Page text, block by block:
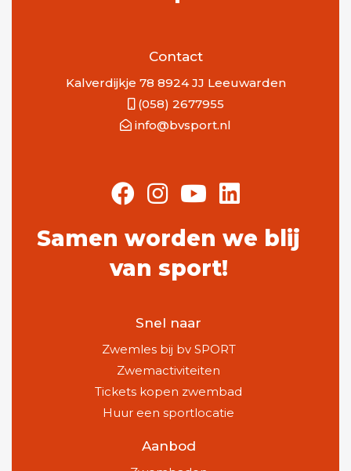
Contact
Kalverdijkje 78 8924 JJ Leeuwarden
(058) 2677955
info@bvsport.nl
Samen worden we blij
van sport!
Snel naar
Zwemles bij bv SPORT
Zwemactiviteiten
Tickets kopen zwembad
Huur een sportlocatie
Aanbod